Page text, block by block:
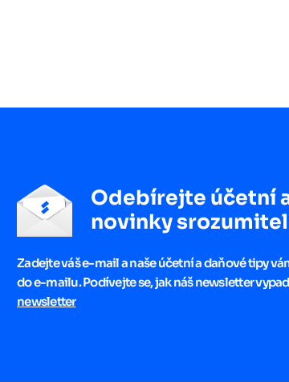
Odebírejte účetní
novinky
Zadejte váš e-mail a naše účetní a daňové tipy
do e-mailu. Podívejte se, jak náš newsletter
newsletter